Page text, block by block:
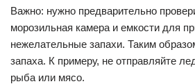
Важно: нужно предварительно
морозильная камера и емкости для
нежелательные запахи. Таким
запаха. К примеру, не отправляйте
рыба или мясо.